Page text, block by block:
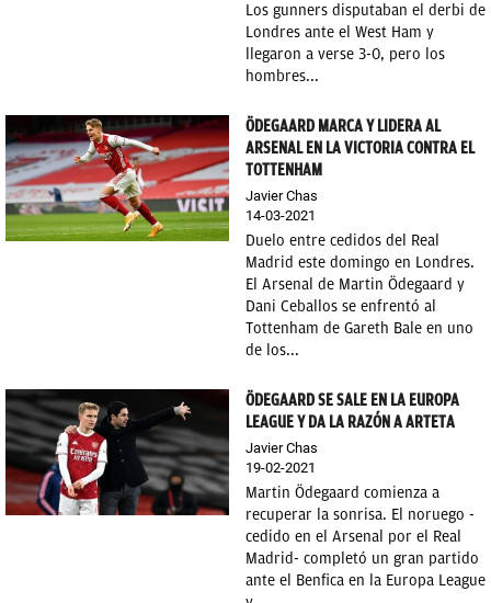
Los gunners disputaban el derbi de
Londres ante el West Ham y
llegaron a verse 3-0, pero los
hombres...
ÖDEGAARD MARCA Y LIDERA AL
ARSENAL EN LA VICTORIA CONTRA EL
TOTTENHAM
Javier Chas
14-03-2021
Duelo entre cedidos del Real
Madrid este domingo en Londres.
El Arsenal de Martin Ödegaard y
Dani Ceballos se enfrentó al
Tottenham de Gareth Bale en uno
de los...
ÖDEGAARD SE SALE EN LA EUROPA
LEAGUE Y DA LA RAZÓN A ARTETA
Javier Chas
19-02-2021
Martin Ödegaard comienza a
recuperar la sonrisa. El noruego -
cedido en el Arsenal por el Real
Madrid- completó un gran partido
ante el Benfica en la Europa League